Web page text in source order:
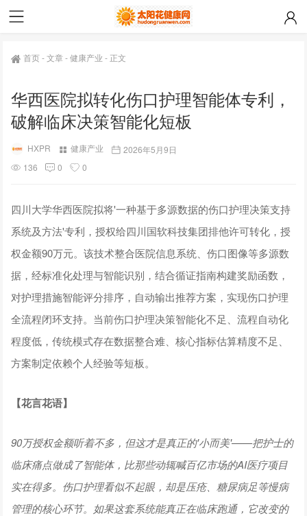
首页-文章-健康产业 - 正文
华西医院拟转化伤口护理智能体专利，
破解临床决策智能化短板
HXPR 健康产业
2026年5月9日
136
0 0
四川大学华西医院拟将'一种基于多源数据的伤口护理决策支持
系统及方法'专利，授权给四川国软科技集团排他许可转化，授
权金额90万元。该技术整合医院信息系统、伤口图像等多源数
据，经标准化处理与智能识别，结合循证指南构建奖励函数，
对护理措施智能评分排序，自动输出推荐方案，实现伤口护理
全流程闭环支持。当前伤口护理决策智能化不足、流程自动化
程度低，传统模式存在数据整合难、核心指标估算精度不足、
方案制定依赖个人经验等短板。
【花言花语】
90万授权金额听着不多，但这才是真正的'小而美'——把护士的
临床痛点做成了智能体，比那些动辄喊百亿市场的AI医疗项目
实在得多。伤口护理看似不起眼，却是压疮、糖尿病足等慢病
管理的核心环节。如果这套系统能真正在临床跑通，它改变的